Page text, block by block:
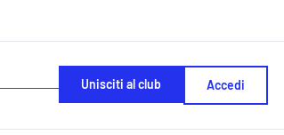
Unisciti al club Accedi